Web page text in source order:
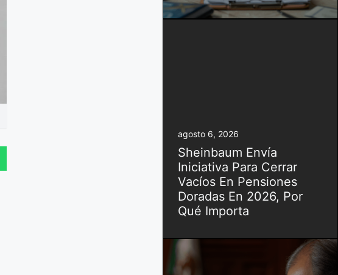
agosto 6, 2026
Sheinbaum Envía
Iniciativa Para Cerrar
Vacíos En Pensiones
Doradas En 2026, Por
Qué Importa